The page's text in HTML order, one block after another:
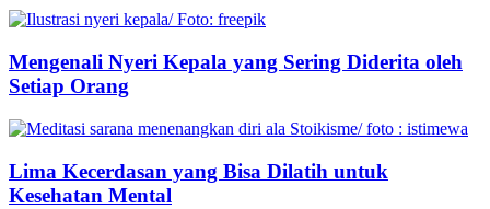
Mengenali Nyeri Kepala yang Sering Diderita oleh
Setiap Orang
Lima Kecerdasan yang Bisa Dilatih untuk
Kesehatan Mental